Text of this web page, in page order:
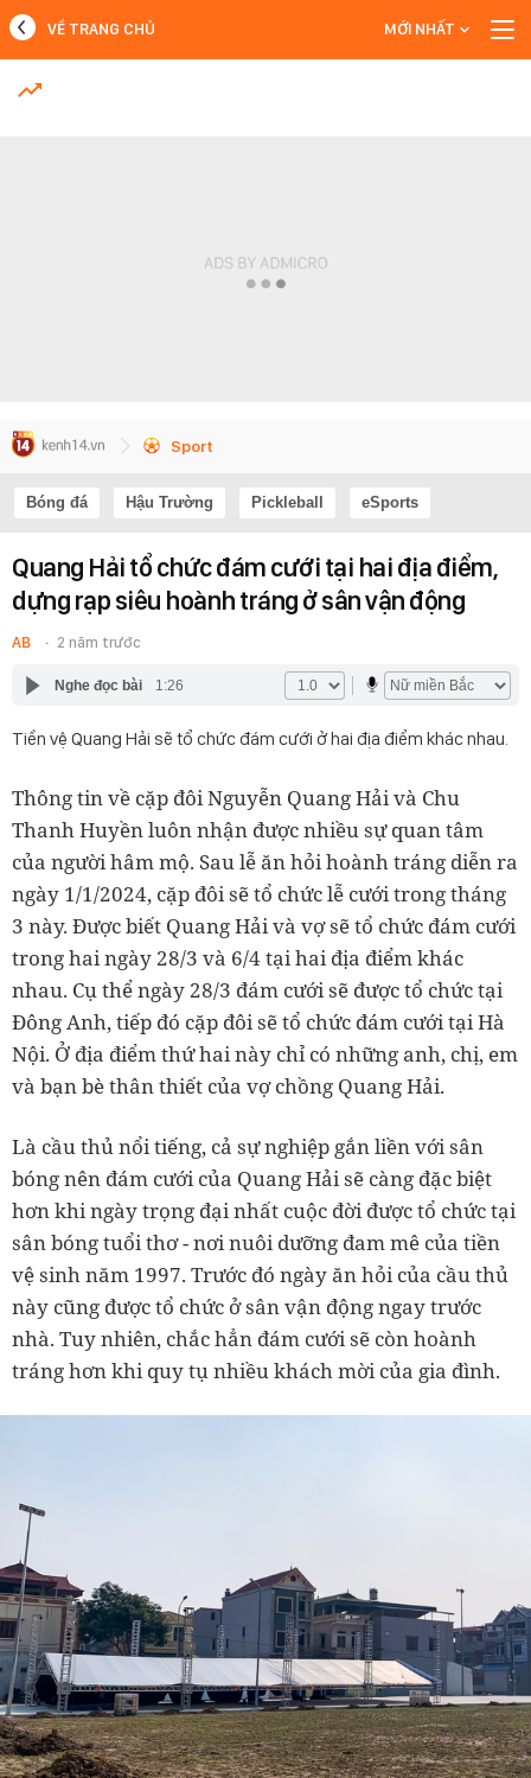
MỚI NHẤT
VỀ TRANG CHỦ MỚI NHẤT
Sport
Bóng đá Hậu Trường Pickleball eSports
Quang Hải tổ chức đám cưới tại hai địa điểm,
dựng rạp siêu hoành tráng ở sân vận động
AB 2 năm trước
Nghe đọc bài 1:26
Tiền vệ Quang Hải sẽ tổ chức đám cưới ở hai địa điểm khác nhau.
Thông tin về cặp đôi Nguyễn Quang Hải và Chu
Thanh Huyền luôn nhận được nhiều sự quan tâm
của người hâm mộ. Sau lễ ăn hỏi hoành tráng diễn ra
ngày 1/1/2024, cặp đôi sẽ tổ chức lễ cưới trong tháng
3 này. Được biết Quang Hải và vợ sẽ tổ chức đám cưới
trong hai ngày 28/3 và 6/4 tại hai địa điểm khác
nhau. Cụ thể ngày 28/3 đám cưới sẽ được tổ chức tại
Đông Anh, tiếp đó cặp đôi sẽ tổ chức đám cưới tại Hà
Nội. Ở địa điểm thứ hai này chỉ có những anh, chị, em
và bạn bè thân thiết của vợ chồng Quang Hải.
Là cầu thủ nổi tiếng, cả sự nghiệp gắn liền với sân
bóng nên đám cưới của Quang Hải sẽ càng đặc biệt
hơn khi ngày trọng đại nhất cuộc đời được tổ chức tại
sân bóng tuổi thơ - nơi nuôi dưỡng đam mê của tiền
vệ sinh năm 1997. Trước đó ngày ăn hỏi của cầu thủ
này cũng được tổ chức ở sân vận động ngay trước
nhà. Tuy nhiên, chắc hẳn đám cưới sẽ còn hoành
tráng hơn khi quy tụ nhiều khách mời của gia đình.